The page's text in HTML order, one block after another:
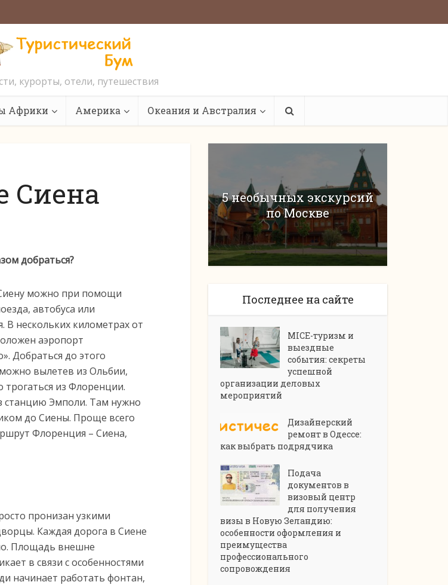
курорты, отели, путешествия
Африки Америка Океания и Австралия
Сиена
добраться?
можно при помощи
автобуса или
В нескольких километрах от
аэропорт
Добраться до этого
вылетев из Ольбии,
из Флоренции.
станцию Эмполи. Там нужно
до Сиены. Проще всего
Флоренция – Сиена,
пронизан узкими
Каждая дорога в Сиене
Площадь внешне
в связи с особенностями
начинает работать фонтан,
5 необычных экскурсий
по Москве
Последнее на сайте
MICE-туризм и
выездные
события: секреты
успешной
организации деловых
мероприятий
Дизайнерский
ремонт в Одессе:
как выбрать подрядчика
Подача
документов в
визовый центр
для получения
визы в Новую Зеландию:
особенности оформления и
преимущества
профессионального
сопровождения